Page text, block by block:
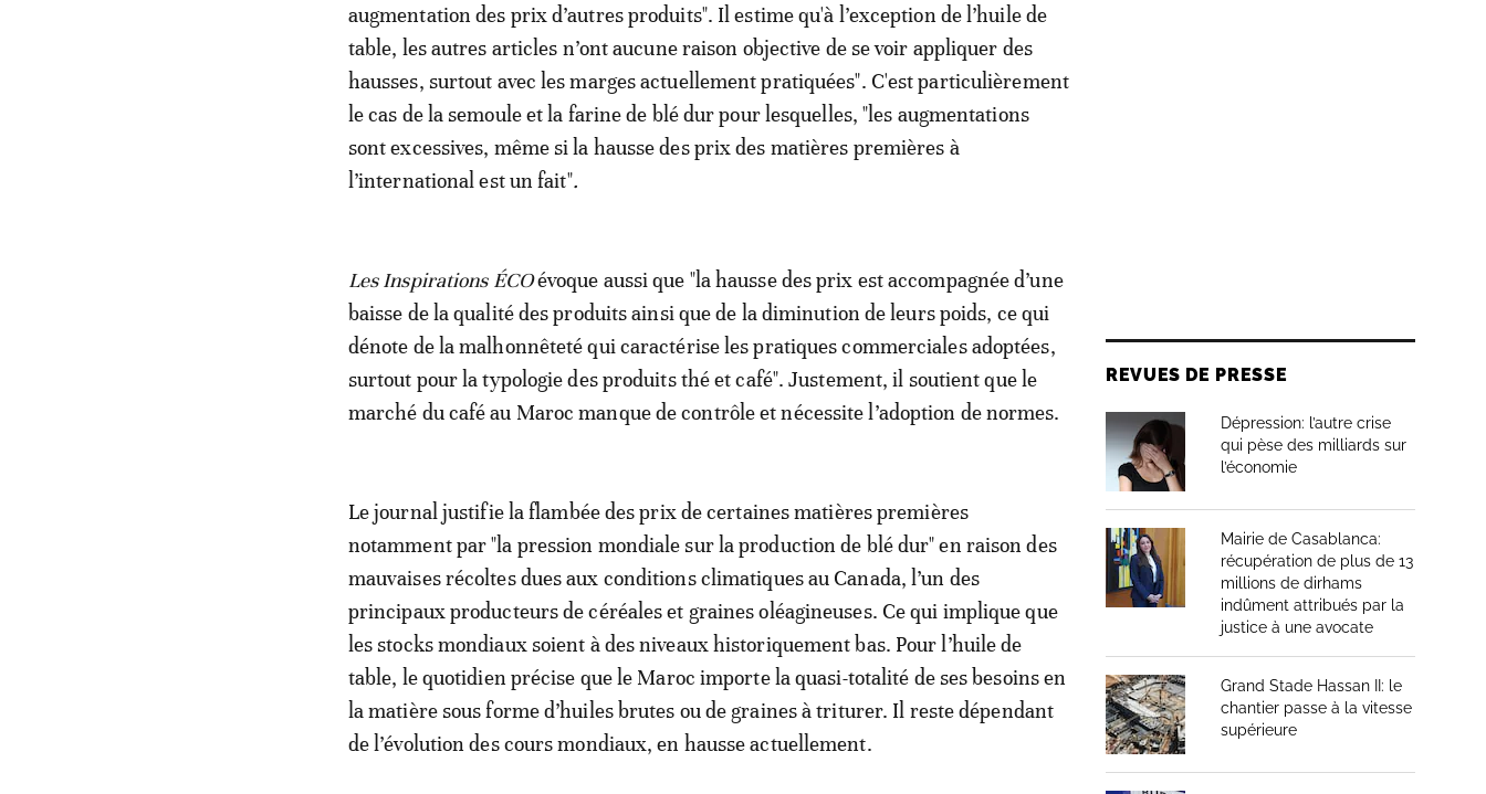
augmentation des prix d’autres produits". Il estime qu'à l’exception de l’huile de
table, les autres articles n’ont aucune raison objective de se voir appliquer des
hausses, surtout avec les marges actuellement pratiquées". C'est particulièrement
le cas de la semoule et la farine de blé dur pour lesquelles, "les augmentations
sont excessives, même si la hausse des prix des matières premières à
l’international est un fait".
Les Inspirations ÉCOévoque aussi que "la hausse des prix est accompagnée d’une
baisse de la qualité des produits ainsi que de la diminution de leurs poids, ce qui
dénote de la malhonnêteté qui caractérise les pratiques commerciales adoptées,
surtout pour la typologie des produits thé et café". Justement, il soutient que le
marché du café au Maroc manque de contrôle et nécessite l’adoption de normes.
Le journal justifie la flambée des prix de certaines matières premières
notamment par "la pression mondiale sur la production de blé dur" en raison des
mauvaises récoltes dues aux conditions climatiques au Canada, l’un des
principaux producteurs de céréales et graines oléagineuses. Ce qui implique que
les stocks mondiaux soient à des niveaux historiquement bas. Pour l’huile de
table, le quotidien précise que le Maroc importe la quasi-totalité de ses besoins en
la matière sous forme d’huiles brutes ou de graines à triturer. Il reste dépendant
de l’évolution des cours mondiaux, en hausse actuellement.
REVUES DE PRESSE
Dépression: l’autre crise
qui pèse des milliards sur
l’économie
Mairie de Casablanca:
récupération de plus de 13
millions de dirhams
indûment attribués par la
justice à une avocate
Grand Stade Hassan II: le
chantier passe à la vitesse
supérieure